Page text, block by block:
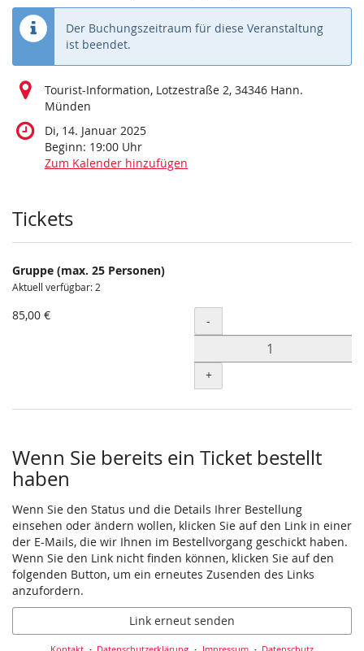
Der Buchungszeitraum für diese Veranstaltung
ist beendet.
Tourist-Information, Lotzestraße 2, 34346 Hann.
Münden
Di, 14. Januar 2025
Beginn: 19:00 Uhr
Zum Kalender hinzufügen
Produkte
Tickets
Gruppe (max. 25 Personen)
Aktuell verfügbar: 2
85,00 € Menge
-
+
Wenn Sie bereits ein Ticket bestellt
haben
Wenn Sie den Status und die Details Ihrer Bestellung
einsehen oder ändern wollen, klicken Sie auf den Link in einer
der E-Mails, die wir Ihnen im Bestellvorgang geschickt haben.
Wenn Sie den Link nicht finden können, klicken Sie auf den
folgenden Button, um ein erneutes Zusenden des Links
anzufordern.
Link erneut senden